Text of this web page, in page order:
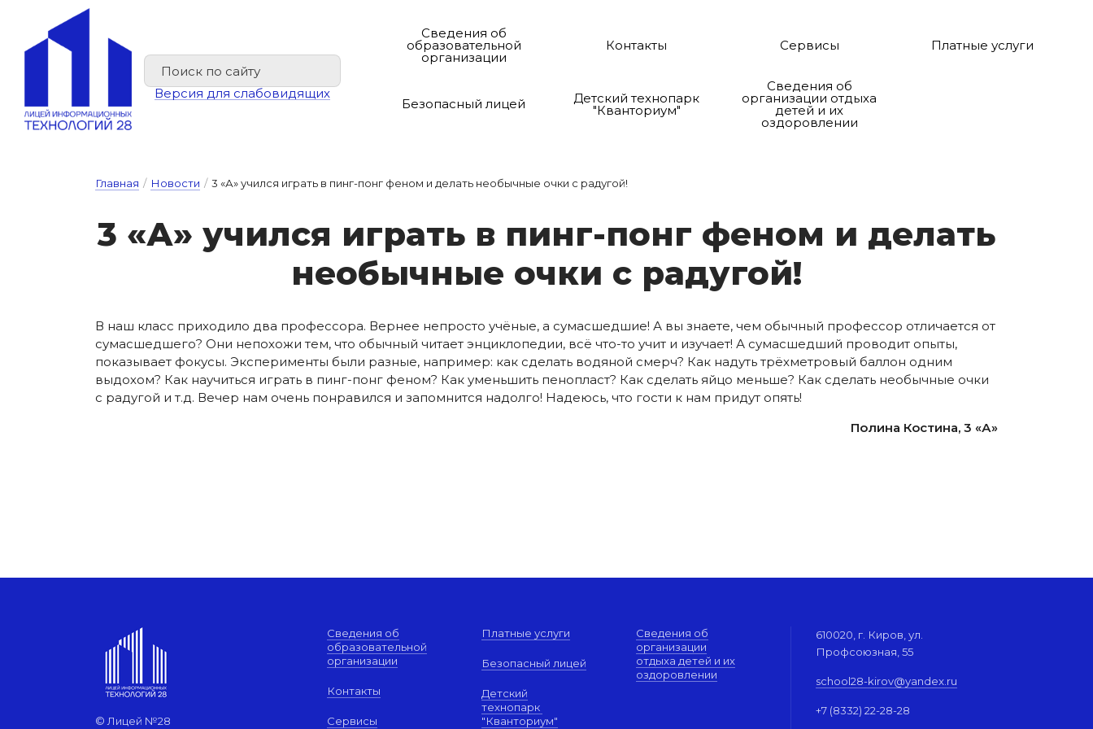
Версия для слабовидящих
Сведения об
образовательной
организации
Контакты Сервисы Платные услуги
Безопасный лицей Детский технопарк
"Кванториум"
Сведения об
организации отдыха
детей и их
оздоровлении
Главная / Новости / 3 «А» учился играть в пинг-понг феном и делать необычные очки с радугой!
3 «А» у­чил­ся иг­рать в пинг-понг фе­ном и де­лать
не­о­быч­ные оч­ки с ра­ду­гой!
В наш класс приходило два профессора. Вернее непросто учёные, а сумасшедшие! А вы знаете, чем обычный профессор отличается от
сумасшедшего? Они непохожи тем, что обычный читает энциклопедии, всё что-то учит и изучает! А сумасшедший проводит опыты,
показывает фокусы. Эксперименты были разные, например: как сделать водяной смерч? Как надуть трёхметровый баллон одним
выдохом? Как научиться играть в пинг-понг феном? Как уменьшить пенопласт? Как сделать яйцо меньше? Как сделать необычные очки
с радугой и т.д. Вечер нам очень понравился и запомнится надолго! Надеюсь, что гости к нам придут опять!
Полина Костина, 3 «А»
© Лицей №28
Сведения об
образовательной
организации
Контакты
Сервисы
Платные услуги
Безопасный лицей
Детский
технопарк
"Кванториум"
Сведения об
организации
отдыха детей и их
оздоровлении
610020, г. Киров, ул.
Профсоюзная, 55
school28-kirov@yandex.ru
+7 (8332) 22-28-28